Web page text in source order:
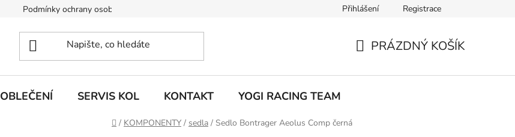
Podmínky ochrany osobních údajů Přihlášení Registrace
PRÁZDNÝ KOŠÍK
OBLEČENÍ SERVIS KOL KONTAKT YOGI RACING TEAM
Domů
/ KOMPONENTY / sedla / Sedlo Bontrager Aeolus Comp černá